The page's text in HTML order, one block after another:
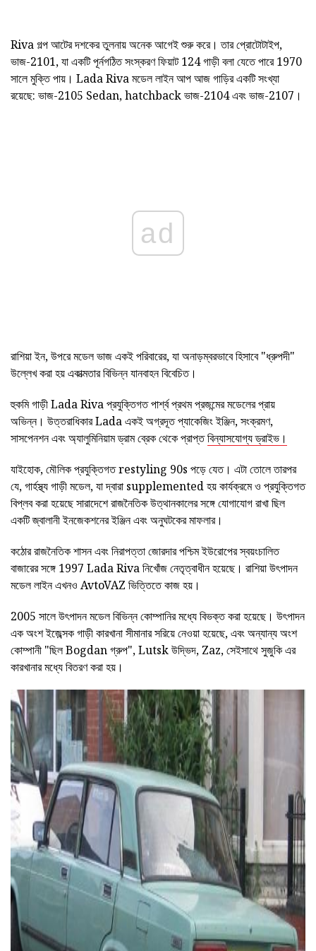
Riva গল্প আটের দশকের তুলনায় অনেক আগেই শুরু করে। তার প্রোটোটাইপ,
ভাজ-2101, যা একটি পূর্নগঠিত সংস্করণ ফিয়াট 124 গাড়ী বলা যেতে পারে 1970
সালে মুক্তি পায়। Lada Riva মডেল লাইন আপ আজ গাড়ির একটি সংখ্যা
রয়েছে: ভাজ-2105 Sedan, hatchback ভাজ-2104 এবং ভাজ-2107।
ad
রাশিয়া ইন, উপরে মডেল ভাজ একই পরিবারের, যা অনাড়ম্বরভাবে হিসাবে "ধ্রুপদী"
উল্লেখ করা হয় একাত্মতার বিভিন্ন যানবাহন বিবেচিত।
হুকমি গাড়ী Lada Riva প্রযুক্তিগত পার্শ্ব প্রথম প্রজন্মের মডেলের প্রায়
অভিন্ন। উত্তরাধিকার Lada একই অগ্রদূত প্যাকেজিং ইঞ্জিন, সংক্রমণ,
সাসপেনশন এবং অ্যালুমিনিয়াম ড্রাম ব্রেক থেকে প্রাপ্তবিন্যাসযোগ্য ড্রাইভ।
যাইহোক, মৌলিক প্রযুক্তিগত restyling 90s পড়ে যেত। এটা তোলে তারপর
যে, গার্হস্থ্য গাড়ী মডেল, যা দ্বারা supplemented হয় কার্যক্রমে ও প্রযুক্তিগত
বিপ্লব করা হয়েছে সারাদেশে রাজনৈতিক উত্থানকালের সঙ্গে যোগাযোগ রাখা ছিল
একটি জ্বালানী ইনজেকশনের ইঞ্জিন এবং অনুঘটকের মাফলার।
কঠোর রাজনৈতিক শাসন এবং নিরাপত্তা জোরদার পশ্চিম ইউরোপের স্বয়ংচালিত
বাজারের সঙ্গে 1997 Lada Riva নিখোঁজ নেতৃত্বাধীন হয়েছে। রাশিয়া উৎপাদন
মডেল লাইন এখনও AvtoVAZ ভিত্তিতে কাজ হয়।
2005 সালে উৎপাদন মডেল বিভিন্ন কোম্পানির মধ্যে বিভক্ত করা হয়েছে। উৎপাদন
এক অংশ ইজ়েব্সক গাড়ী কারখানা সীমানার সরিয়ে নেওয়া হয়েছে, এবং অন্যান্য অংশ
কোম্পানী "ছিল Bogdan গ্রুপ", Lutsk উদ্ভিদ, Zaz, সেইসাথে সুজুকি এর
কারখানার মধ্যে বিতরণ করা হয়।